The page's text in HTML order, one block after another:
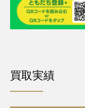
買取実績